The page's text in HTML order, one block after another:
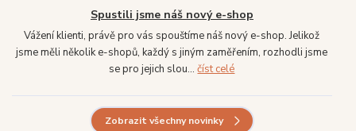
Spustili jsme náš nový e-shop
Vážení klienti, právě pro vás spouštíme náš nový e-shop. Jelikož
jsme měli několik e-shopů, každý s jiným zaměřením, rozhodli jsme
se pro jejich slou...číst celé
Zobrazit všechny novinky